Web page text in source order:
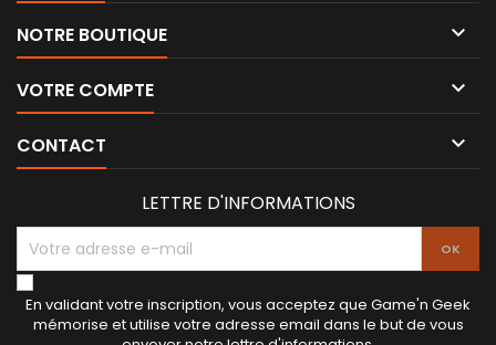
NOTRE BOUTIQUE 
VOTRE COMPTE 
CONTACT 
LETTRE D'INFORMATIONS
En validant votre inscription, vous acceptez que Game'n Geek
mémorise et utilise votre adresse email dans le but de vous